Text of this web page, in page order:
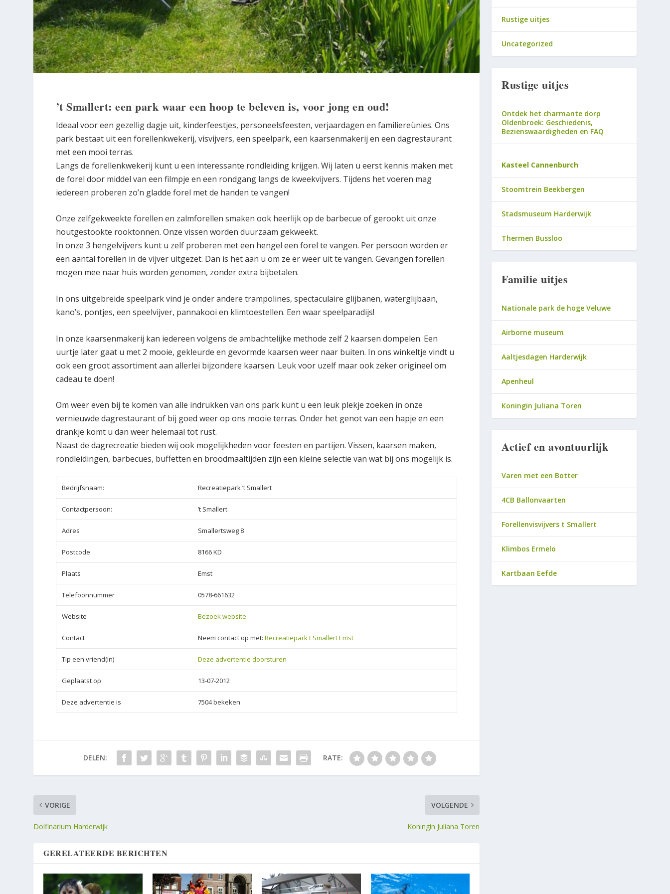
’t Smallert: een park waar een hoop te beleven is, voor jong en oud!
Ideaal voor een gezellig dagje uit, kinderfeestjes, personeelsfeesten, verjaardagen en familiereünies. Ons
park bestaat uit een forellenkwekerij, visvijvers, een speelpark, een kaarsenmakerij en een dagrestaurant
met een mooi terras.
Langs de forellenkwekerij kunt u een interessante rondleiding krijgen. Wij laten u eerst kennis maken met
de forel door middel van een filmpje en een rondgang langs de kweekvijvers. Tijdens het voeren mag
iedereen proberen zo’n gladde forel met de handen te vangen!
Onze zelfgekweekte forellen en zalmforellen smaken ook heerlijk op de barbecue of gerookt uit onze
houtgestookte rooktonnen. Onze vissen worden duurzaam gekweekt.
In onze 3 hengelvijvers kunt u zelf proberen met een hengel een forel te vangen. Per persoon worden er
een aantal forellen in de vijver uitgezet. Dan is het aan u om ze er weer uit te vangen. Gevangen forellen
mogen mee naar huis worden genomen, zonder extra bijbetalen.
In ons uitgebreide speelpark vind je onder andere trampolines, spectaculaire glijbanen, waterglijbaan,
kano’s, pontjes, een speelvijver, pannakooi en klimtoestellen. Een waar speelparadijs!
In onze kaarsenmakerij kan iedereen volgens de ambachtelijke methode zelf 2 kaarsen dompelen. Een
uurtje later gaat u met 2 mooie, gekleurde en gevormde kaarsen weer naar buiten. In ons winkeltje vindt u
ook een groot assortiment aan allerlei bijzondere kaarsen. Leuk voor uzelf maar ook zeker origineel om
cadeau te doen!
Om weer even bij te komen van alle indrukken van ons park kunt u een leuk plekje zoeken in onze
vernieuwde dagrestaurant of bij goed weer op ons mooie terras. Onder het genot van een hapje en een
drankje komt u dan weer helemaal tot rust.
Naast de dagrecreatie bieden wij ook mogelijkheden voor feesten en partijen. Vissen, kaarsen maken,
rondleidingen, barbecues, buffetten en broodmaaltijden zijn een kleine selectie van wat bij ons mogelijk is.
Bedrijfsnaam: Recreatiepark ’t Smallert
Contactpersoon: ’t Smallert
Adres Smallertsweg 8
Postcode 8166 KD
Plaats Emst
Telefoonnummer 0578-661632
Website Bezoek website
Contact Neem contact op met: Recreatiepark t Smallert Emst
Tip een vriend(in) Deze advertentie doorsturen
Geplaatst op 13-07-2012
Deze advertentie is 7504 bekeken
DELEN: RATE:
VORIGE
Dolfinarium Harderwijk
VOLGENDE
Koningin Juliana Toren
GERELATEERDE BERICHTEN
Rustige uitjes
Uncategorized
Rustige uitjes
Ontdek het charmante dorp
Oldenbroek: Geschiedenis,
Bezienswaardigheden en FAQ
Kasteel Cannenburch
Stoomtrein Beekbergen
Stadsmuseum Harderwijk
Thermen Bussloo
Familie uitjes
Nationale park de hoge Veluwe
Airborne museum
Aaltjesdagen Harderwijk
Apenheul
Koningin Juliana Toren
Actief en avontuurlijk
Varen met een Botter
4CB Ballonvaarten
Forellenvisvijvers t Smallert
Klimbos Ermelo
Kartbaan Eefde